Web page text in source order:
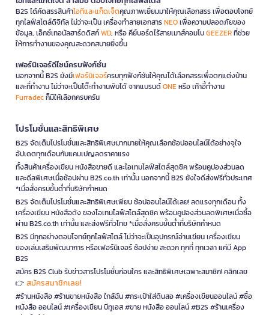
B2S ได้คัดสรรสินค้าไอทีและแก็ดเจ็ตคุณภาพเยี่ยมมาให้คุณเลือกสรร เพื่อตอบโจทย์
ทุกไลฟ์สไตล์ดิจิทัล ไม่ว่าจะเป็น เครื่องทำลายเอกสารNEOเพื่อความปลอดภัยของ
ข้อมูล, เอ็กซ์เทอนัลฮาร์ดดิสก์WD, หรือ คีย์บอร์ดไร้สายเมาส์คอมโบGEEZERที่ช่วย
ให้การทำงานของคุณสะดวกสบายยิ่งขึ้น
เฟอร์นิเจอร์ดีไซน์ครบฟังก์ชั่น
นอกจากนี้ B2S ยังมีเฟอร์นิเจอร์ครบทุกฟังก์ชันให้คุณได้เลือกสรรเพื่อตกแต่งบ้าน
และที่ทำงาน ไม่ว่าจะเป็นโต๊ะทำงานพับได้ จากแบรนด์ONEหรือ เก้าอี้ทำงาน
Furradecก็มีให้เลือกครบครัน
โปรโมชั่นและสิทธิพิเศษ
B2S จัดเต็มโปรโมชั่นและสิทธิพิเศษมากมายให้คุณเลือกช้อปออนไลน์ได้อย่างจุใจ
อัปเดตทุกเดือนกับแคมเปญลดราคาแรง
ทั้งสินค้าเครื่องเขียน หนังสือขายดี และไอเทมไลฟ์สไตล์สุดชิค พร้อมคูปองส่วนลด
และดีลพิเศษเมื่อช้อปผ่าน B2S.co.th เท่านั้น นอกจากนี้ B2S ยังใจดีส่งฟรีทั่วประเทศ
*เมื่อสั่งครบขั้นต่ำที่บริษัทกำหนด
B2S จัดเต็มโปรโมชั่นและสิทธิพิเศษเพียบ ช้อปออนไลน์ได้เลย! ลดแรงทุกเดือน ทั้ง
เครื่องเขียน หนังสือดัง ของไอเทมไลฟ์สไตล์สุดชิค พร้อมคูปองส่วนลดพิเศษเมื่อซื้อ
ผ่าน B2S.co.th เท่านั้น และส่งฟรีทั่วไทย *เมื่อสั่งครบขั้นต่ำที่บริษัทกำหนด
B2S มีทุกอย่างตอบโจทย์ทุกไลฟ์สไตล์ ไม่ว่าจะเป็นอุปกรณ์อ่านเขียน เครื่องเขียน
ของเล่นเสริมพัฒนาการ หรือเฟอร์นิเจอร์ ช้อปง่าย สะดวก ทุกที่ ทุกเวลา แค่มี App
B2S
สมัคร B2S Club รับข่าวสารโปรโมชั่นก่อนใคร และสิทธิพิเศษเฉพาะสมาชิก! คลิกเลย
👉 สมัครสมาชิกเลย!
#ร้านหนังสือ #ร้านขายหนังสือ ใกล้ฉัน #กระเป๋าใส่ดินสอ #เครื่องเขียนออนไลน์ #ซื้อ
หนังสือ ออนไลน์ #เครื่องเขียน บีทูเอส #ขาย หนังสือ ออนไลน์ #B2S #ร้านเครื่อง